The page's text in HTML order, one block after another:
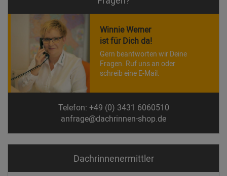
Winnie Werner
ist für Dich da!
Gern beantworten wir Deine
Fragen. Ruf uns an oder
schreib eine E-Mail.
Telefon: +49 (0) 3431 6060510
anfrage@dachrinnen-shop.de
Dachrinnen­ermittler